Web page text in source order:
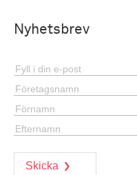
Nyhetsbrev